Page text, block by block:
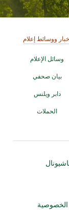
ووسائط إعلام
وسائل الإعلام
بيان صحفي
دابر ويلنس
الحملات